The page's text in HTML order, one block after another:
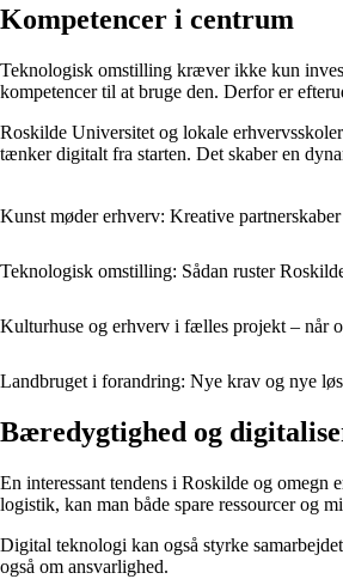
Kompetencer i centrum
Teknologisk omstilling kræver ikke kun
kompetencer til at bruge den. Derfor er
Roskilde Universitet og lokale
tænker digitalt fra starten. Det skaber en
Kunst møder erhverv: Kreative
Teknologisk omstilling: Sådan ruster
Kulturhuse og erhverv i fælles projekt – når
Landbruget i forandring: Nye krav og nye
Bæredygtighed og
En interessant tendens i Roskilde og
logistik, kan man både spare ressourcer og
Digital teknologi kan også styrke
også om ansvarlighed.